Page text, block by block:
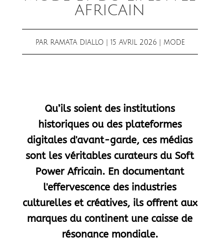
AFRICAIN
PAR RAMATA DIALLO 15 AVRIL 2026| MODE
Qu’ils soient des institutions
historiques ou des plateformes
digitales d'avant-garde, ces médias
sont les véritables curateurs du Soft
Power Africain. En documentant
l'effervescence des industries
culturelles et créatives, ils offrent aux
marques du continent une caisse de
résonance mondiale.